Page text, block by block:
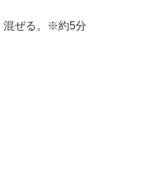
混ぜる。※約5分